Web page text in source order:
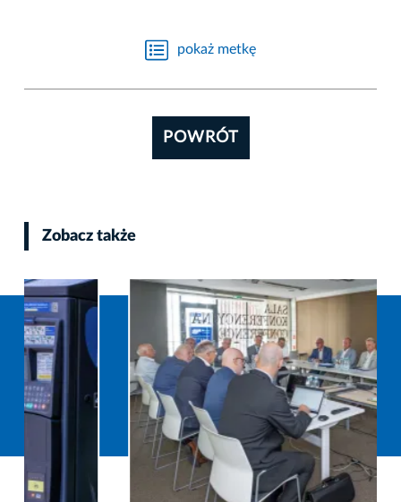
pokaż metkę
POWRÓT
Zobacz także